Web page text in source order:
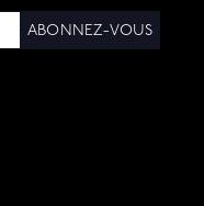
ABONNEZ-VOUS